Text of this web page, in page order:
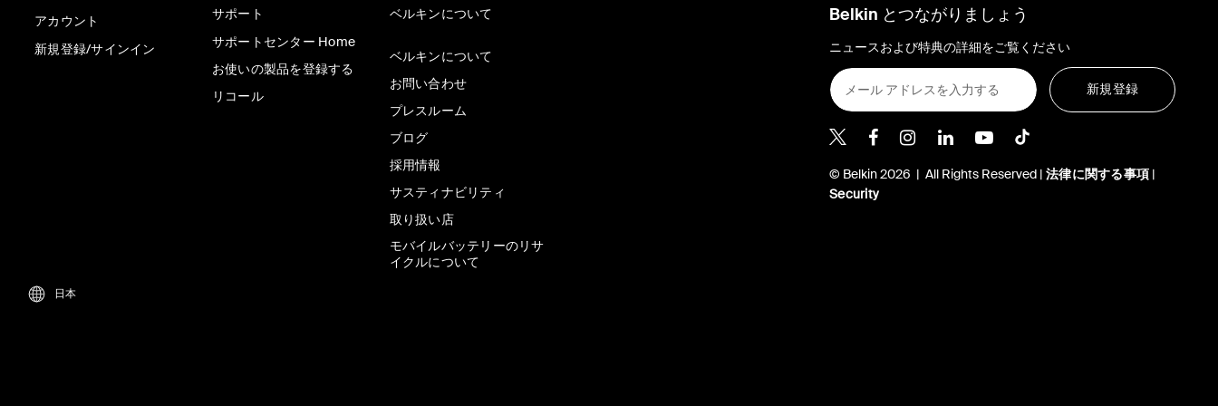
アカウント
新規登録/サインイン
サポート
サポートセンター Home
お使いの製品を登録する
リコール
ベルキンについて
ベルキンについて
お問い合わせ
プレスルーム
ブログ
採用情報
サスティナビリティ
取り扱い店
モバイルバッテリーのリサ
イクルについて
Belkin とつながりましょう
ニュースおよび特典の詳細をご覧ください
新規登録
Belkin Twitter
Belkin Facebook
Belkin Instagram
Belkin LinkedIn
Belkin Youtube
Belkin TikTok
© Belkin 2026 | All Rights Reserved |法律に関する事項 |
Security
日本